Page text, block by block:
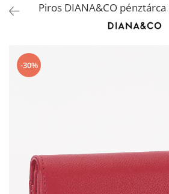
Elegáns kistáskák
Piros DIANA&CO pénztárca
-30%